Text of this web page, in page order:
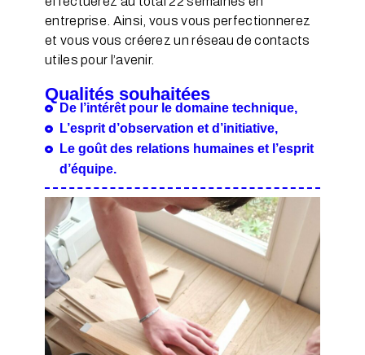
entreprise. Ainsi, vous vous perfectionnerez
et vous vous créerez un réseau de contacts
utiles pour l’avenir.
Qualités souhaitées
De l’intérêt pour le domaine technique,
L’esprit d’observation et d’initiative,
Le goût des relations humaines et l’esprit
d’équipe.